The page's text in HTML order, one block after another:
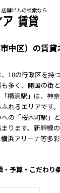
舗ビルの検索なら
中区）の賃貸
18の行政区を持
多く、開国の街
横浜駅」は、神
れるエリアです
の「桜木町駅」
ります。新幹線
浜アリーナ等多彩
・予算・こだわり